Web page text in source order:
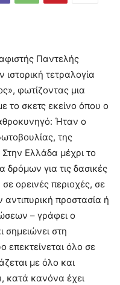
Παντελής
τετραλογία
φωτίζοντας μια
το σκετς εκείνο όπου ο
Ήταν ο
της
Ελλάδα μέχρι το
δρόμων για τις δασικές
ορεινές περιοχές, σε
προστασία ή
– γράφει ο
σημειώνει στη
επεκτείνεται όλο σε
με όλο και
κατά κανόνα έχει